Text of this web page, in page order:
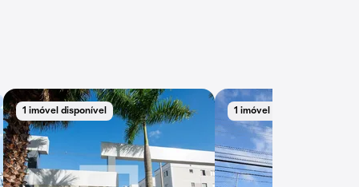
1 imóvel disponível 1 imóvel disponível